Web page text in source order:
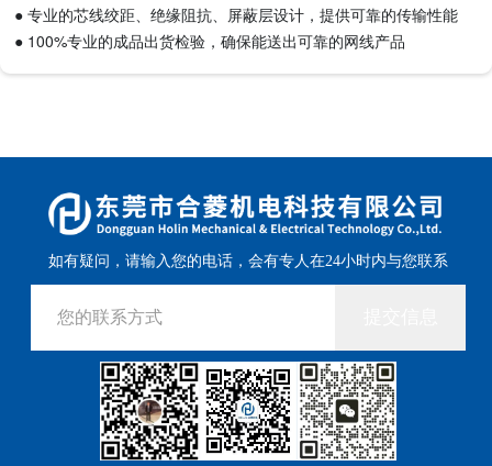
● 专业的芯线绞距、绝缘阻抗、屏蔽层设计，提供可靠的传输性能
● 100%专业的成品出货检验，确保能送出可靠的网线产品
如有疑问，请输入您的电话，会有专人在24小时内与您联系